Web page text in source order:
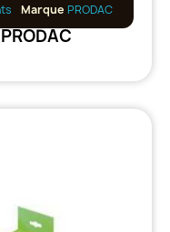
Marque PRODAC